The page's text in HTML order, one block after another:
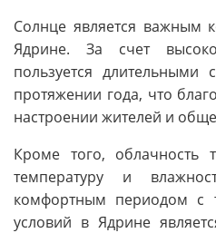
Солнце является важным
Ядрине. За счет
пользуется длительными
протяжении года, что
настроении жителей и
Кроме того, облачность
температуру и
комфортным периодом с
условий в Ядрине